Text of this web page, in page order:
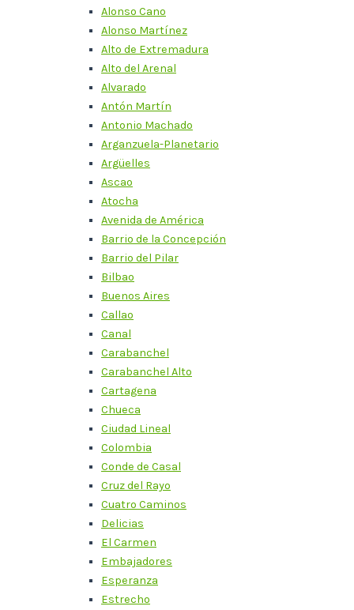
Alonso Cano
Alonso Martínez
Alto de Extremadura
Alto del Arenal
Alvarado
Antón Martín
Antonio Machado
Arganzuela-Planetario
Argüelles
Ascao
Atocha
Avenida de América
Barrio de la Concepción
Barrio del Pilar
Bilbao
Buenos Aires
Callao
Canal
Carabanchel
Carabanchel Alto
Cartagena
Chueca
Ciudad Lineal
Colombia
Conde de Casal
Cruz del Rayo
Cuatro Caminos
Delicias
El Carmen
Embajadores
Esperanza
Estrecho